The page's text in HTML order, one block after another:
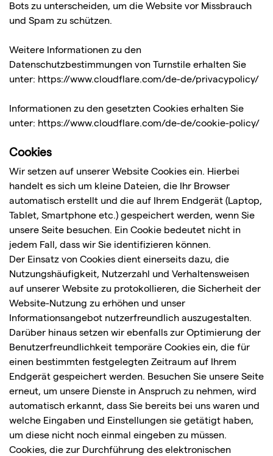
Bots zu unterscheiden, um die Website vor Missbrauch
und Spam zu schützen.
Weitere Informationen zu den
Datenschutzbestimmungen von Turnstile erhalten Sie
unter: https://www.cloudflare.com/de-de/privacypolicy/
Informationen zu den gesetzten Cookies erhalten Sie
unter: https://www.cloudflare.com/de-de/cookie-policy/
Cookies
Wir setzen auf unserer Website Cookies ein. Hierbei
handelt es sich um kleine Dateien, die Ihr Browser
automatisch erstellt und die auf Ihrem Endgerät (Laptop,
Tablet, Smartphone etc.) gespeichert werden, wenn Sie
unsere Seite besuchen. Ein Cookie bedeutet nicht in
jedem Fall, dass wir Sie identifizieren können.
Der Einsatz von Cookies dient einerseits dazu, die
Nutzungshäufigkeit, Nutzerzahl und Verhaltensweisen
auf unserer Website zu protokollieren, die Sicherheit der
Website-Nutzung zu erhöhen und unser
Informationsangebot nutzerfreundlich auszugestalten.
Darüber hinaus setzen wir ebenfalls zur Optimierung der
Benutzerfreundlichkeit temporäre Cookies ein, die für
einen bestimmten festgelegten Zeitraum auf Ihrem
Endgerät gespeichert werden. Besuchen Sie unsere Seite
erneut, um unsere Dienste in Anspruch zu nehmen, wird
automatisch erkannt, dass Sie bereits bei uns waren und
welche Eingaben und Einstellungen sie getätigt haben,
um diese nicht noch einmal eingeben zu müssen.
Cookies, die zur Durchführung des elektronischen